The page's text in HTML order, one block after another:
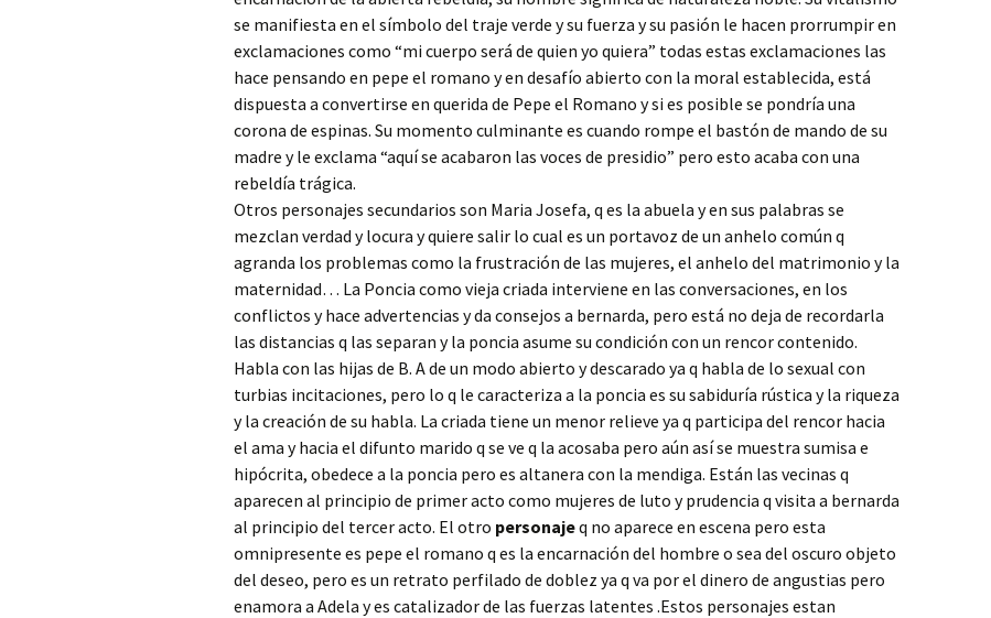
se manifiesta en el símbolo del traje verde y su fuerza y su pasión le hacen prorrumpir en
exclamaciones como “mi cuerpo será de quien yo quiera” todas estas exclamaciones las
hace pensando en pepe el romano y en desafío abierto con la moral establecida, está
dispuesta a convertirse en querida de Pepe el Romano y si es posible se pondría una
corona de espinas. Su momento culminante es cuando rompe el bastón de mando de su
madre y le exclama “aquí se acabaron las voces de presidio” pero esto acaba con una
rebeldía trágica.
Otros personajes secundarios son Maria Josefa, q es la abuela y en sus palabras se
mezclan verdad y locura y quiere salir lo cual es un portavoz de un anhelo común q
agranda los problemas como la frustración de las mujeres, el anhelo del matrimonio y la
maternidad… La Poncia como vieja criada interviene en las conversaciones, en los
conflictos y hace advertencias y da consejos a bernarda, pero está no deja de recordarla
las distancias q las separan y la poncia asume su condición con un rencor contenido.
Habla con las hijas de B. A de un modo abierto y descarado ya q habla de lo sexual con
turbias incitaciones, pero lo q le caracteriza a la poncia es su sabiduría rústica y la riqueza
y la creación de su habla. La criada tiene un menor relieve ya q participa del rencor hacia
el ama y hacia el difunto marido q se ve q la acosaba pero aún así se muestra sumisa e
hipócrita, obedece a la poncia pero es altanera con la mendiga. Están las vecinas q
aparecen al principio de primer acto como mujeres de luto y prudencia q visita a bernarda
al principio del tercer acto. El otro personajeq no aparece en escena pero esta
omnipresente es pepe el romano q es la encarnación del hombre o sea del oscuro objeto
del deseo, pero es un retrato perfilado de doblez ya q va por el dinero de angustias pero
enamora a Adela y es catalizador de las fuerzas latentes .Estos personajes estan